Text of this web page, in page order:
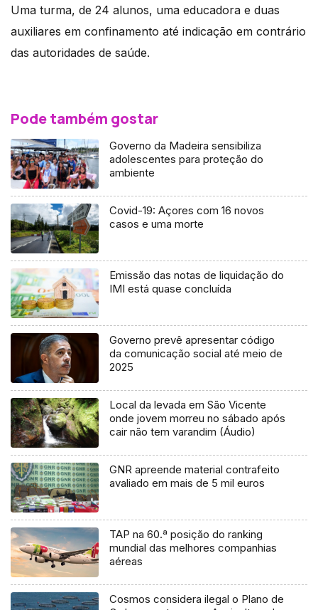
Uma turma, de 24 alunos, uma educadora e duas
auxiliares em confinamento até indicação em contrário
das autoridades de saúde.
Pode também gostar
Governo da Madeira sensibiliza
adolescentes para proteção do
ambiente
Covid-19: Açores com 16 novos
casos e uma morte
Emissão das notas de liquidação do
IMI está quase concluída
Governo prevê apresentar código
da comunicação social até meio de
2025
Local da levada em São Vicente
onde jovem morreu no sábado após
cair não tem varandim (Áudio)
GNR apreende material contrafeito
avaliado em mais de 5 mil euros
TAP na 60.ª posição do ranking
mundial das melhores companhias
aéreas
Cosmos considera ilegal o Plano de